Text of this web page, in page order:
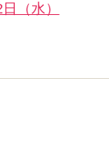
（水）